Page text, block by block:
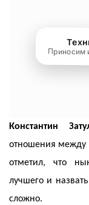
Константин
отношения между
отметил, что
лучшего и
сложно.